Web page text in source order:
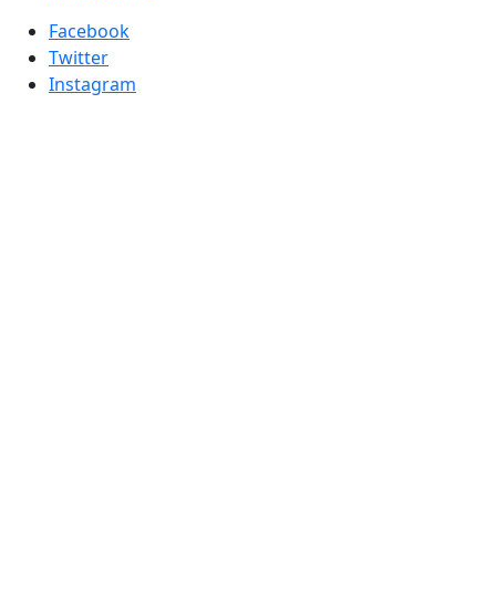
Facebook
Twitter
Instagram